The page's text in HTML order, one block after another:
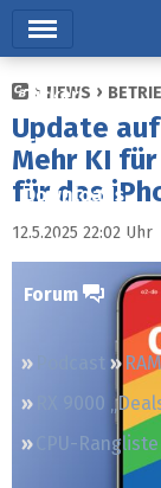
Ticker
Tests
Downloads
Preisvergleich
Forum
RX 9000
CPU-Rangliste
NEWS
Update auf
Mehr KI
für das
12.5.2025 22:02 Uhr